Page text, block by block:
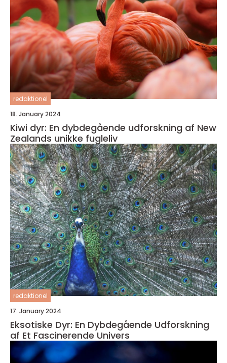
redaktionel
18. January 2024
Kiwi dyr: En dybdegående udforskning af New
Zealands unikke fugleliv
redaktionel
17. January 2024
Eksotiske Dyr: En Dybdegående Udforskning
af Et Fascinerende Univers